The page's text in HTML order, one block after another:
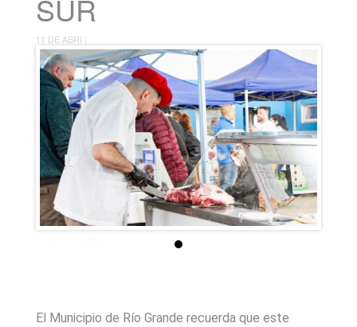
SUR
11 DE ABRI |
El Municipio de Río Grande recuerda que este